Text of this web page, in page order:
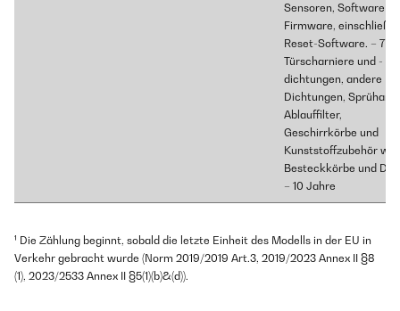
Sensoren, Software
Firmware,
Reset-Software. – 7
Türscharniere und -
dichtungen, andere
Dichtungen,
Ablauffilter,
Geschirrkörbe und
Kunststoffzubehör wie
Besteckkörbe und
– 10 Jahre
¹ Die Zählung beginnt, sobald die letzte Einheit des Modells in der EU in
Verkehr gebracht wurde (Norm 2019/2019 Art.3, 2019/2023 Annex II §8
(1), 2023/2533 Annex II §5(1)(b)&(d)).